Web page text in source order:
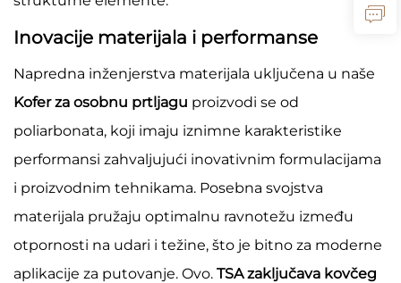
Inovacije materijala i performanse
Napredna inženjerstva materijala uključena u naše
Kofer za osobnu prtljagu proizvodi se od
poliarbonata, koji imaju iznimne karakteristike
performansi zahvaljujući inovativnim formulacijama
i proizvodnim tehnikama. Posebna svojstva
materijala pružaju optimalnu ravnotežu između
otpornosti na udari i težine, što je bitno za moderne
aplikacije za putovanje. Ovo. TSA zaključava kovčeg